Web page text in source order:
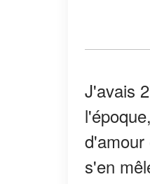
J'avais
s'en